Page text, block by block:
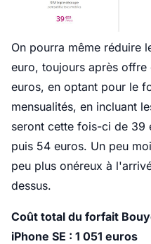
On pourra même réduire
euro, toujours après
euros, en optant pour le
mensualités, en incluant
seront cette fois-ci de 39
puis 54 euros. Un peu
peu plus onéreux à
dessus.
Coût total du forfait
iPhone SE : 1 051 euros